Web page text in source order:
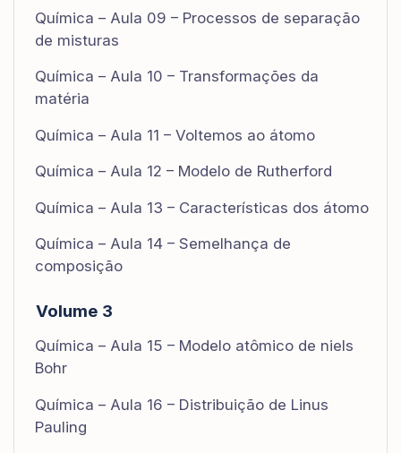
Química – Aula 09 – Processos de separação
de misturas
Química – Aula 10 – Transformações da
matéria
Química – Aula 11 – Voltemos ao átomo
Química – Aula 12 – Modelo de Rutherford
Química – Aula 13 – Características dos átomo
Química – Aula 14 – Semelhança de
composição
Volume 3
Química – Aula 15 – Modelo atômico de niels
Bohr
Química – Aula 16 – Distribuição de Linus
Pauling